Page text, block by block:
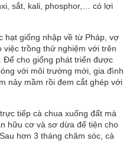
sắt, kali, phosphor,… có lợi
hạt giống nhập về từ Pháp, vợ
việc trồng thử nghiệm với trên
Để cho giống phát triển được
với môi trường mới, gia đình
nảy mầm rồi đem cắt ghép với
tiếp cà chua xuống đất mà
hữu cơ và sơ dừa để tiện cho
hơn 3 tháng chăm sóc, cà